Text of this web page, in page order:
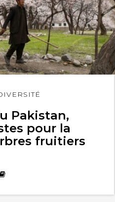
Pakistan,
pour la
fruitiers